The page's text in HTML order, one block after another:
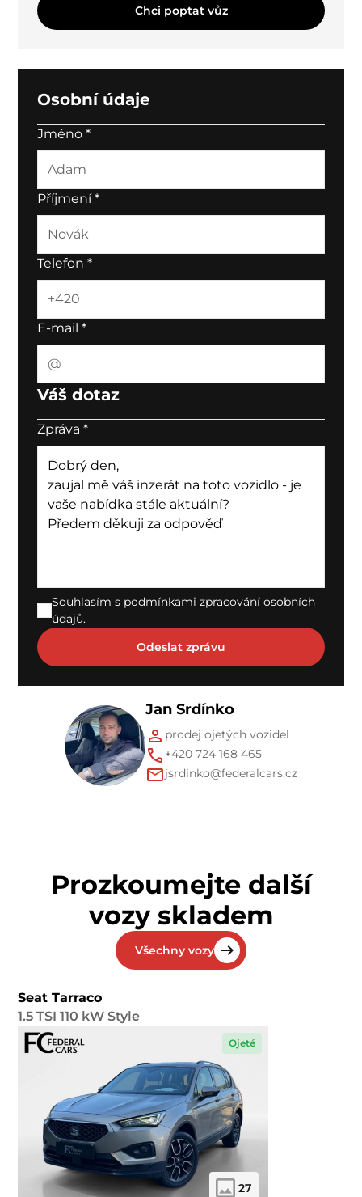
Chci poptat vůz
Osobní údaje
Jméno*
Příjmení*
Telefon*
E-mail*
Váš dotaz
Zpráva*
Souhlasím s podmínkami zpracování osobních
údajů.
Jan Srdínko
prodej ojetých vozidel
+420 724 168 465
jsrdinko@federalcars.cz
Prozkoumejte další
vozy skladem
Všechny vozy
Seat Tarraco
1.5 TSI 110 kW Style
27
Ojeté